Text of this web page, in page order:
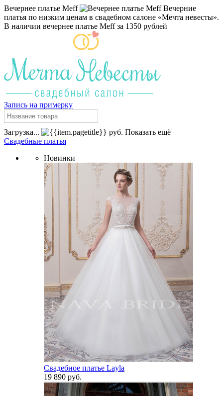
Вечернее платье Meff
Вечерние
платья по низким ценам в свадебном салоне «Мечта невесты».
В наличии вечернее платье Meff за 1350 рублей
Запись на примерку
Загрузка... руб. Показать ещё
Свадебные платья
Новинки
Свадебное платье Layla
19 890 руб.